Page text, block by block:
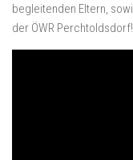
begleitenden Eltern,
der ÖWR Perchtoldsdorf!